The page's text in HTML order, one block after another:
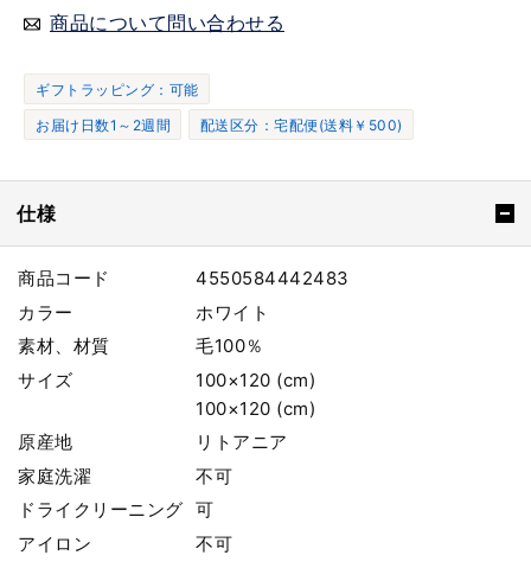
商品について問い合わせる
ギフトラッピング：可能
お届け日数1～2週間
配送区分：宅配便(送料￥500)
仕様
商品コード
4550584442483
カラー
ホワイト
素材、材質
毛100％
サイズ
100×120 (cm)
100×120 (cm)
原産地
リトアニア
家庭洗濯
不可
ドライクリーニング
可
アイロン
不可